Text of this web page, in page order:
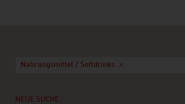
Nahrungsmittel / Softdrinks
NEUE SUCHE